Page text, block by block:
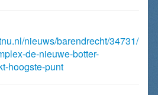
nieuws/barendrecht/34731/
de-nieuwe-botter-
hoogste-punt